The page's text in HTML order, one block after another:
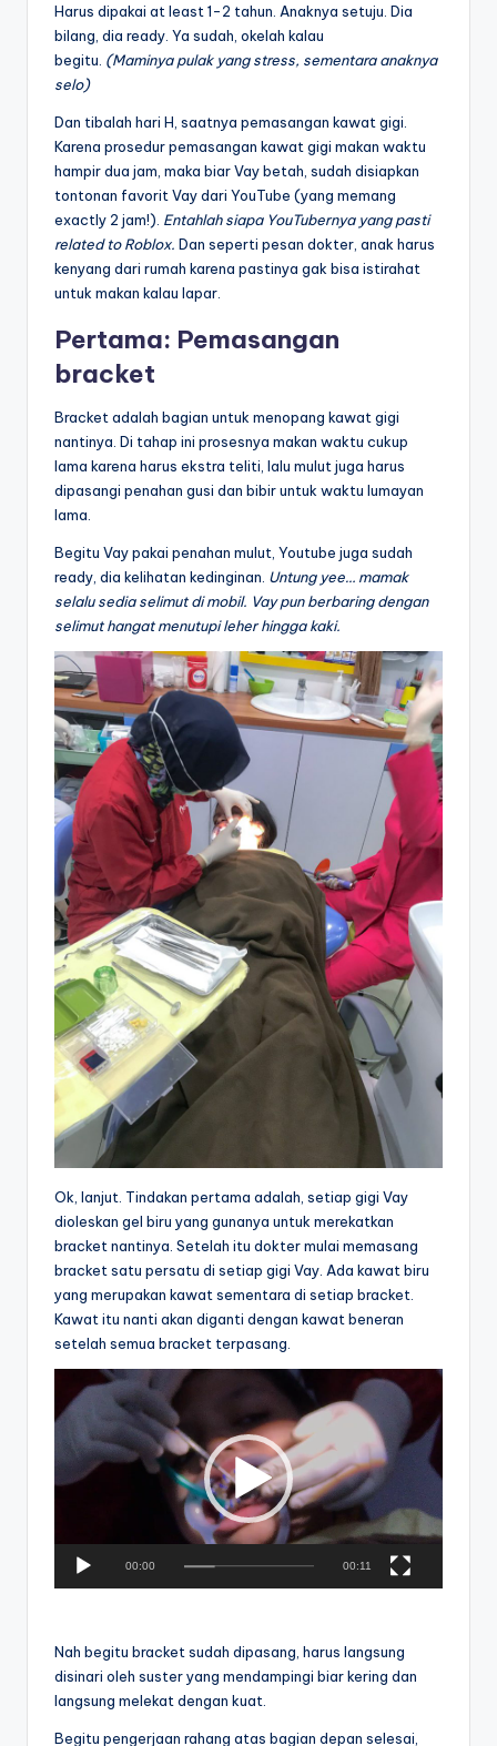
Harus dipakai at least 1-2 tahun. Anaknya setuju. Dia
bilang, dia ready. Ya sudah, okelah kalau
begitu. (Maminya pulak yang stress, sementara anaknya
selo)
Dan tibalah hari H, saatnya pemasangan kawat gigi.
Karena prosedur pemasangan kawat gigi makan waktu
hampir dua jam, maka biar Vay betah, sudah disiapkan
tontonan favorit Vay dari YouTube (yang memang
exactly 2 jam!). Entahlah siapa YouTubernya yang pasti
related to Roblox. Dan seperti pesan dokter, anak harus
kenyang dari rumah karena pastinya gak bisa istirahat
untuk makan kalau lapar.
Pertama: Pemasangan
bracket
Bracket adalah bagian untuk menopang kawat gigi
nantinya. Di tahap ini prosesnya makan waktu cukup
lama karena harus ekstra teliti, lalu mulut juga harus
dipasangi penahan gusi dan bibir untuk waktu lumayan
lama.
Begitu Vay pakai penahan mulut, Youtube juga sudah
ready, dia kelihatan kedinginan. Untung yee… mamak
selalu sedia selimut di mobil. Vay pun berbaring dengan
selimut hangat menutupi leher hingga kaki.
Ok, lanjut. Tindakan pertama adalah, setiap gigi Vay
dioleskan gel biru yang gunanya untuk merekatkan
bracket nantinya. Setelah itu dokter mulai memasang
bracket satu persatu di setiap gigi Vay. Ada kawat biru
yang merupakan kawat sementara di setiap bracket.
Kawat itu nanti akan diganti dengan kawat beneran
setelah semua bracket terpasang.
00:00 00:11
Nah begitu bracket sudah dipasang, harus langsung
disinari oleh suster yang mendampingi biar kering dan
langsung melekat dengan kuat.
Begitu pengerjaan rahang atas bagian depan selesai,